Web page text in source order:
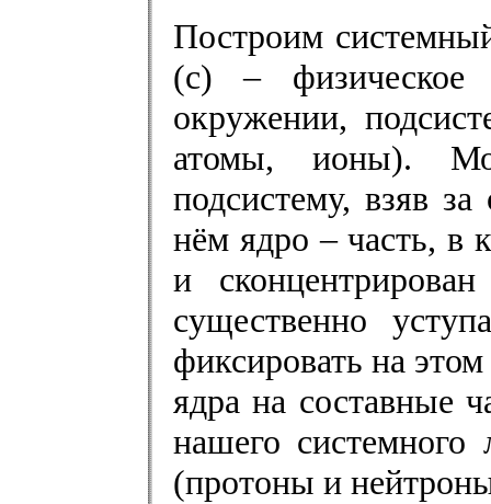
Построим
(с) –
окружении,
атомы, ионы).
подсистему, взяв
нём ядро – часть, в
и
существенно
фиксировать на
ядра на составные
нашего
(протоны и